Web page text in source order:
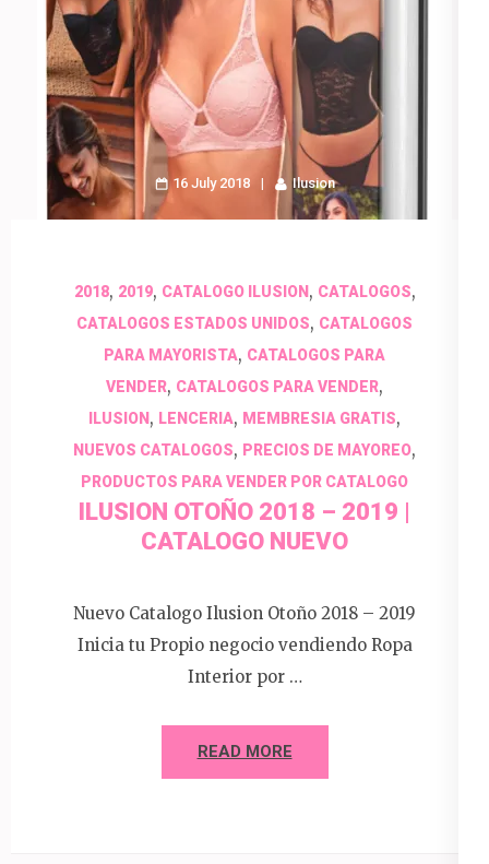
16 July 2018 Ilusion
2018, 2019, CATALOGO ILUSION, CATALOGOS,
CATALOGOS ESTADOS UNIDOS, CATALOGOS
PARA MAYORISTA, CATALOGOS PARA
VENDER, CATALOGOS PARA VENDER,
ILUSION , LENCERIA, MEMBRESIA GRATIS,
NUEVOS CATALOGOS, PRECIOS DE MAYOREO,
PRODUCTOS PARA VENDER POR CATALOGO
ILUSION OTOÑO 2018 – 2019 |
CATALOGO NUEVO
Nuevo Catalogo Ilusion Otoño 2018 – 2019
Inicia tu Propio negocio vendiendo Ropa
Interior por …
READ MORE